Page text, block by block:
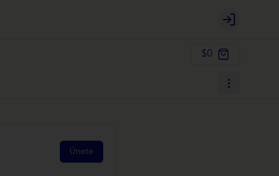
Login
$0
Únete